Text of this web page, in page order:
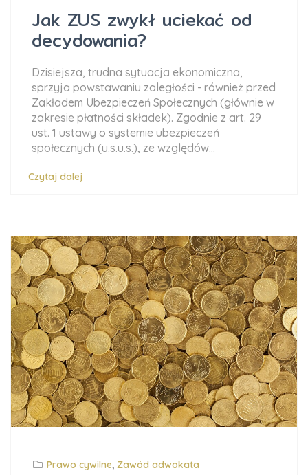
Jak ZUS zwykł uciekać od
decydowania?
Dzisiejsza, trudna sytuacja ekonomiczna,
sprzyja powstawaniu zaległości - również przed
Zakładem Ubezpieczeń Społecznych (głównie w
zakresie płatności składek). Zgodnie z art. 29
ust. 1 ustawy o systemie ubezpieczeń
społecznych (u.s.u.s.), ze względów...
Czytaj dalej
Prawo cywilne, Zawód adwokata